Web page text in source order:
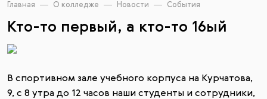
Главная О колледже Новости События
Кто-то первый, а кто-то 16ый
В спортивном зале учебного корпуса на Курчатова,
9, с 8 утра до 12 часов наши студенты и сотрудники,